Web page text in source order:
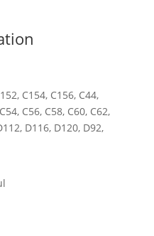
C154, C156, C44,
C56, C58, C60, C62,
D116, D120, D92,